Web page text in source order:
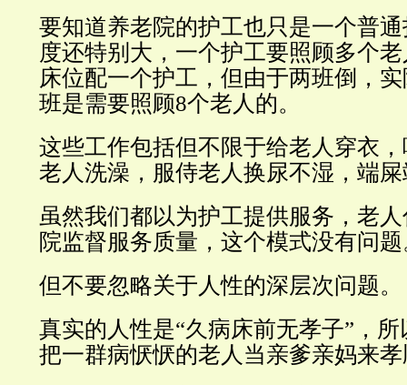
要知道养老院的护工也只是一个普
度还特别大，一个护工要照顾多个
床位配一个护工，但由于两班倒，
班是需要照顾8个老人的。
这些工作包括但不限于给老人穿衣
老人洗澡，服侍老人换尿不湿，端
虽然我们都以为护工提供服务，老
院监督服务质量，这个模式没有问
但不要忽略关于人性的深层次问题。
真实的人性是“久病床前无孝子”，
把一群病恹恹的老人当亲爹亲妈来